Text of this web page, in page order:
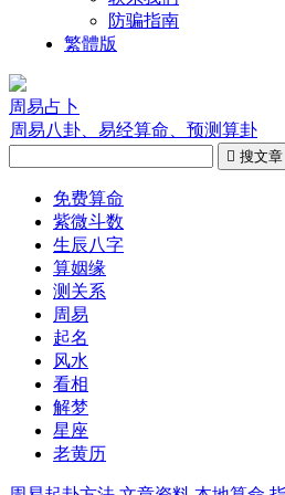
防骗指南
繁體版
周易占卜
周易八卦、易经算命、预测算卦
 搜文章
免费算命
紫微斗数
生辰八字
算姻缘
测关系
周易
起名
风水
看相
解梦
星座
老黄历